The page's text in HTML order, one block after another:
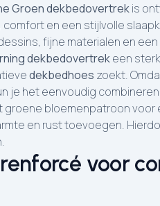
Groen dekbedovertrekis
en een stijlvolle
fijne materialen en
dekbedovertrekeen
dekbedhoes zoekt.
je het eenvoudig
bloemenpatroon voor
en rust toevoegen.
renforcé voor